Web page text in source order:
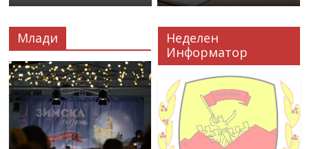
Млади
Неделен
Информатор